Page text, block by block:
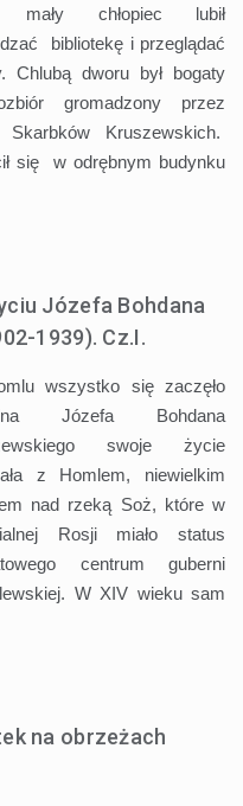
mały chłopiec lubił
bibliotekę i przeglądać
Chlubą dworu był bogaty
gromadzony przez
Kruszewskich.
się w odrębnym budynku
Józefa Bohdana
1939). Cz.I.
wszystko się zaczęło
Józefa Bohdana
swoje życie
z Homlem, niewielkim
nad rzeką Soż, które w
Rosji miało status
centrum guberni
W XIV wieku sam
na obrzeżach